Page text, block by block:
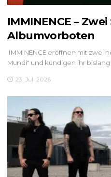
IMMINENCE –
Albumvorboten
IMMINENCE eröffnen mit zwei
Mundi" und kündigen ihr
23. Juli 2026